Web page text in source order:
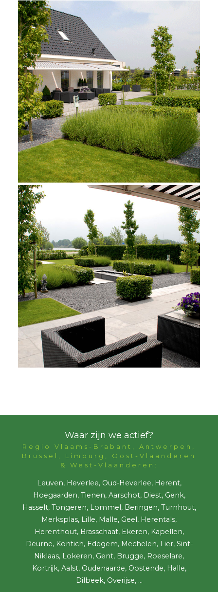
Waar zijn we actief?
Regio Vlaams-Brabant, Antwerpen,
Brussel, Limburg, Oost-Vlaanderen
& West-Vlaanderen:
Leuven, Heverlee, Oud-Heverlee, Herent,
Hoegaarden, Tienen, Aarschot, Diest, Genk,
Hasselt, Tongeren, Lommel, Beringen, Turnhout,
Merksplas, Lille, Malle, Geel, Herentals,
Herenthout, Brasschaat, Ekeren, Kapellen,
Deurne, Kontich, Edegem, Mechelen, Lier, Sint-
Niklaas, Lokeren, Gent, Brugge, Roeselare,
Kortrijk, Aalst, Oudenaarde, Oostende, Halle,
Dilbeek, Overijse, ...